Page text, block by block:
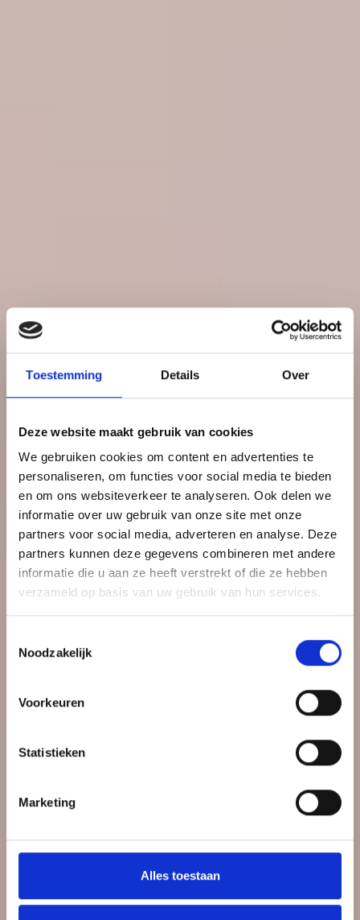
Toestemming Details Over
Deze website maakt gebruik van cookies
We gebruiken cookies om content en advertenties te
personaliseren, om functies voor social media te bieden
en om ons websiteverkeer te analyseren. Ook delen we
informatie over uw gebruik van onze site met onze
partners voor social media, adverteren en analyse. Deze
partners kunnen deze gegevens combineren met andere
informatie die u aan ze heeft verstrekt of die ze hebben
verzameld op basis van uw gebruik van hun services.
Noodzakelijk
Voorkeuren
Statistieken
Marketing
Alles toestaan